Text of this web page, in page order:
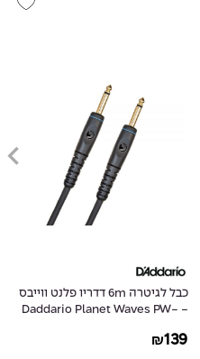
כבל לגיטרה 6m דדריו פלנט ווייבס
- Daddario Planet Waves PW-
₪139